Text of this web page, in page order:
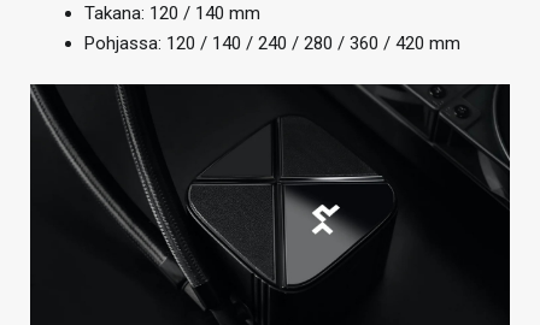
Takana: 120 / 140 mm
Pohjassa: 120 / 140 / 240 / 280 / 360 / 420 mm